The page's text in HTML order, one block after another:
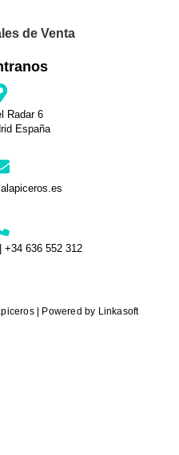
de Venta
Radar 6
España
+34 636 552 312
| Powered by Linkasoft